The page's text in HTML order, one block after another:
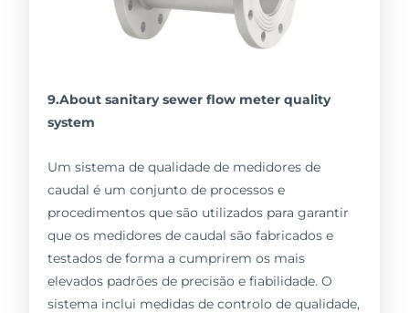
9.About sanitary sewer flow meter quality
system
Um sistema de qualidade de medidores de
caudal é um conjunto de processos e
procedimentos que são utilizados para garantir
que os medidores de caudal são fabricados e
testados de forma a cumprirem os mais
elevados padrões de precisão e fiabilidade. O
sistema inclui medidas de controlo de qualidade,